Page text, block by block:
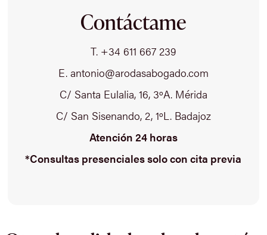
Contáctame
T. +34 611 667 239
E. antonio@arodasabogado.com
C/ Santa Eulalia, 16, 3ºA. Mérida
C/ San Sisenando, 2, 1ºL. Badajoz
Atención 24 horas
*Consultas presenciales solo con cita previa